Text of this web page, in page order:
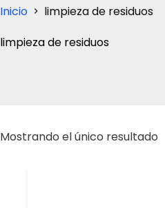
Inicio
limpieza de residuos
limpieza de residuos
Mostrando el único resultado